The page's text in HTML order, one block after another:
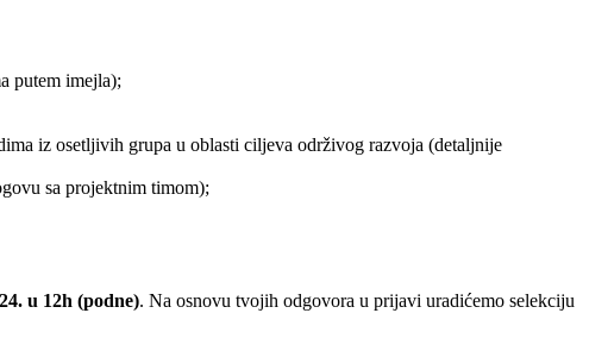
putem imejla);
iz osetljivih grupa u oblasti ciljeva održivog razvoja (detaljnije
sa projektnim timom);
u 12h (podne). Na osnovu tvojih odgovora u prijavi uradićemo selekciju